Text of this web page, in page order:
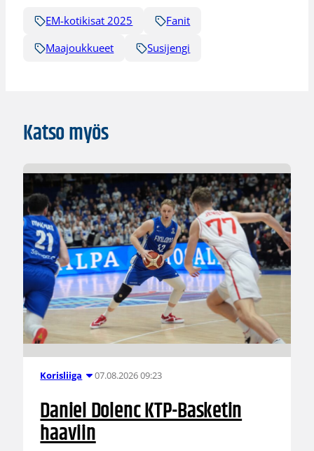
EM-kotikisat 2025
Fanit
Maajoukkueet
Susijengi
Katso myös
Korisliiga 07.08.2026 09:23
Daniel Dolenc KTP-Basketin
haaviin